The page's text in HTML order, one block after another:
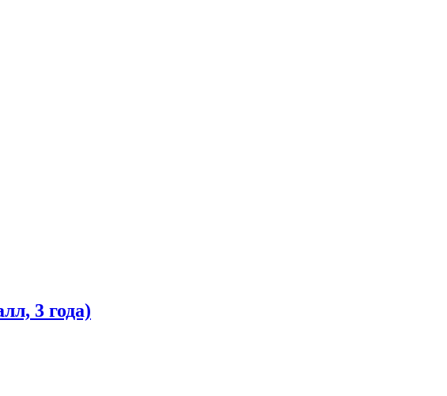
3 года)